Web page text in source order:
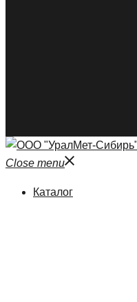
Close menu
Каталог